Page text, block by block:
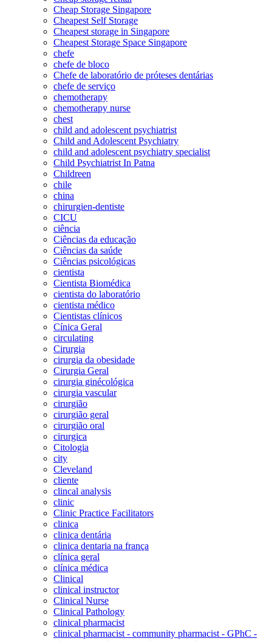
Cheap Storage Singapore
Cheapest Self Storage
Cheapest storage in Singapore
Cheapest Storage Space Singapore
chefe
chefe de bloco
Chefe de laboratório de próteses dentárias
chefe de serviço
chemotherapy
chemotherapy nurse
chest
child and adolescent psychiatrist
Child and Adolescent Psychiatry
child and adolescent psychiatry specialist
Child Psychiatrist In Patna
Childreen
chile
china
chirurgien-dentiste
CICU
ciência
Ciências da educação
Ciências da saúde
Ciências psicológicas
cientista
Cientista Biomédica
cientista do laboratório
cientista médico
Cientistas clínicos
Cínica Geral
circulating
Cirurgia
cirurgia da obesidade
Cirurgia Geral
cirurgia ginécológica
cirurgia vascular
cirurgião
cirurgião geral
cirurgião oral
cirurgica
Citologia
city
Cleveland
cliente
clincal analysis
clinic
Clinic Practice Facilitators
clinica
clinica dentária
clinica dentaria na frança
clínica geral
clínica médica
Clinical
clinical instructor
Clinical Nurse
Clinical Pathology
clinical pharmacist
clinical pharmacist - community pharmacist - GPhC -